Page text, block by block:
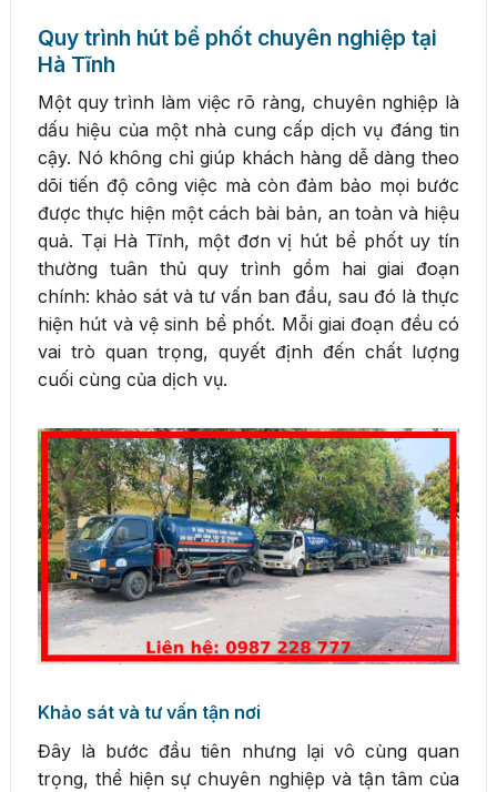
Quy trình hút bể phốt chuyên nghiệp tại
Hà Tĩnh
Một quy trình làm việc rõ ràng, chuyên nghiệp là
dấu hiệu của một nhà cung cấp dịch vụ đáng tin
cậy. Nó không chỉ giúp khách hàng dễ dàng theo
dõi tiến độ công việc mà còn đảm bảo mọi bước
được thực hiện một cách bài bản, an toàn và hiệu
quả. Tại Hà Tĩnh, một đơn vị hút bể phốt uy tín
thường tuân thủ quy trình gồm hai giai đoạn
chính: khảo sát và tư vấn ban đầu, sau đó là thực
hiện hút và vệ sinh bể phốt. Mỗi giai đoạn đều có
vai trò quan trọng, quyết định đến chất lượng
cuối cùng của dịch vụ.
Khảo sát và tư vấn tận nơi
Đây là bước đầu tiên nhưng lại vô cùng quan
trọng, thể hiện sự chuyên nghiệp và tận tâm của